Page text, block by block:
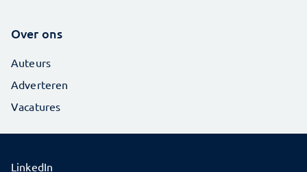
Over ons
Auteurs
Adverteren
Vacatures
LinkedIn